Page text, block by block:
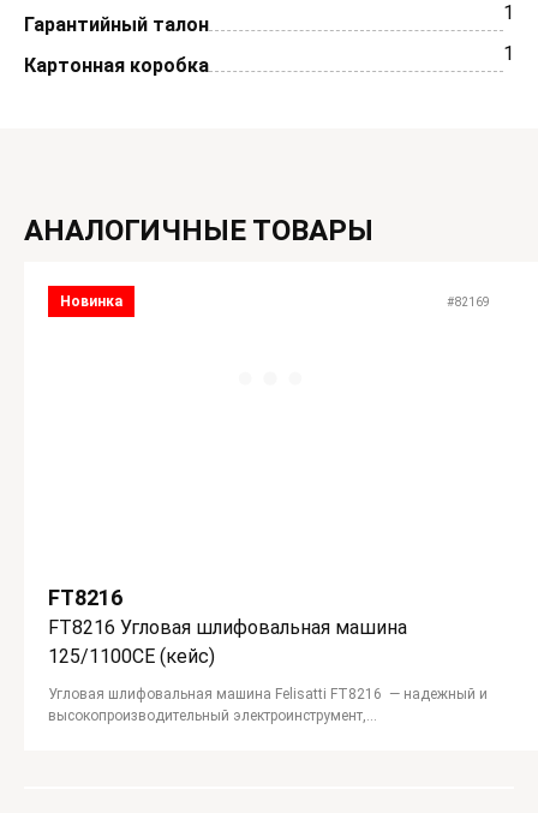
Гарантийный талон
1
Картонная коробка
1
АНАЛОГИЧНЫЕ ТОВАРЫ
Новинка #82169
FT8216
FT8216 Угловая шлифовальная машина
125/1100CE (кейс)
Угловая шлифовальная машина Felisatti FT8216 — надежный и
высокопроизводительный электроинструмент,